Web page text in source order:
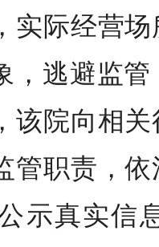
实际经营
，逃避监
该院向相
管职责，
示真实信